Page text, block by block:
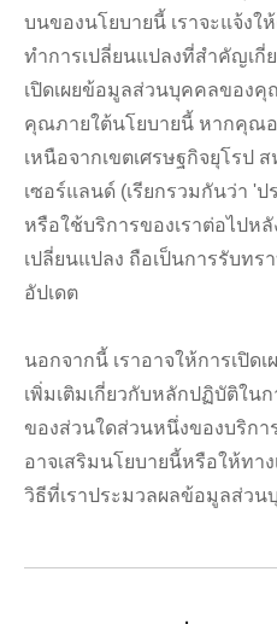
บนของนโยบายนี้ เราจะแจ้ง
ทำการเปลี่ยนแปลงที่สำคัญเกี่
เปิดเผยข้อมูลส่วนบุคคลของ
คุณภายใต้นโยบายนี้ หากคุณ
เหนือจากเขตเศรษฐกิจยุโรป
เซอร์แลนด์ (เรียกรวมกันว่า 'ป
หรือใช้บริการของเราต่อไปห
เปลี่ยนแปลง ถือเป็นการรับท
อัปเดต
นอกจากนี้ เราอาจให้การเปิด
เพิ่มเติมเกี่ยวกับหลักปฏิบัติใน
ของส่วนใดส่วนหนึ่งของบริกา
อาจเสริมนโยบายนี้หรือให้ทา
วิธีที่เราประมวลผลข้อมูลส่ว